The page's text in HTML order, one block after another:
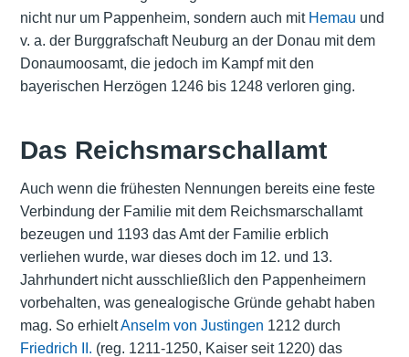
nicht nur um Pappenheim, sondern auch mit Hemau und
v. a. der Burggrafschaft Neuburg an der Donau mit dem
Donaumoosamt, die jedoch im Kampf mit den
bayerischen Herzögen 1246 bis 1248 verloren ging.
Das Reichsmarschallamt
Auch wenn die frühesten Nennungen bereits eine feste
Verbindung der Familie mit dem Reichsmarschallamt
bezeugen und 1193 das Amt der Familie erblich
verliehen wurde, war dieses doch im 12. und 13.
Jahrhundert nicht ausschließlich den Pappenheimern
vorbehalten, was genealogische Gründe gehabt haben
mag. So erhieltAnselm von Justingen 1212 durch
Friedrich II. (reg. 1211-1250, Kaiser seit 1220) das